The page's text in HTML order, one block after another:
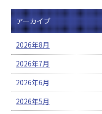
アーカイブ
2026年8月
2026年7月
2026年6月
2026年5月